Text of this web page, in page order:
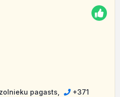
pagasts,
+371